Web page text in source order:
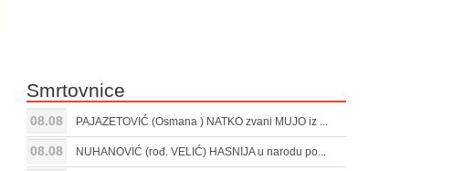
Smrtovnice
08.08 PAJAZETOVIĆ (Osmana ) NATKO zvani MUJO iz ...
08.08 NUHANOVIĆ (rođ. VELIĆ) HASNIJA u narodu po...